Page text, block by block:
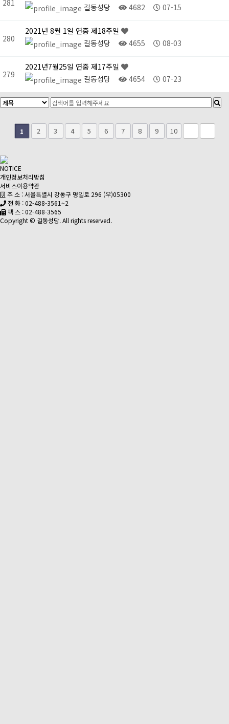
281
길동성당
4682 07-15
280
2021년 8월 1일 연중 제18주일
길동성당
4655 08-03
279
2021년7월25일 연중 제17주일
길동성당
4654 07-23
1 2 3 4 5 6 7 8 9 10
NOTICE
개인정보처리방침
서비스이용약관
주 소 : 서울특별시 강동구 명일로 296 (우)05300
전 화 : 02-488-3561~2
팩 스 : 02-488-3565
Copyright © 길동성당. All rights reserved.